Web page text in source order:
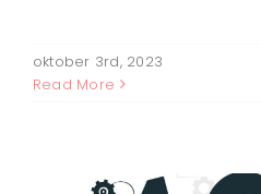
oktober 3rd, 2023
Read More